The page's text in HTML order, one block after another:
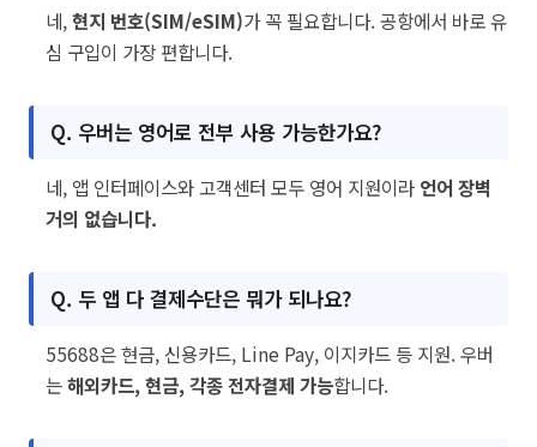
네,현지 번호(SIM/eSIM)가 꼭 필요합니다. 공항에서 바로 유
심 구입이 가장 편합니다.
Q. 우버는 영어로 전부 사용 가능한가요?
네, 앱 인터페이스와 고객센터 모두 영어 지원이라 언어 장벽
거의 없습니다.
Q. 두 앱 다 결제수단은 뭐가 되나요?
55688은 현금, 신용카드, Line Pay, 이지카드 등 지원. 우버
는해외카드, 현금, 각종 전자결제 가능합니다.